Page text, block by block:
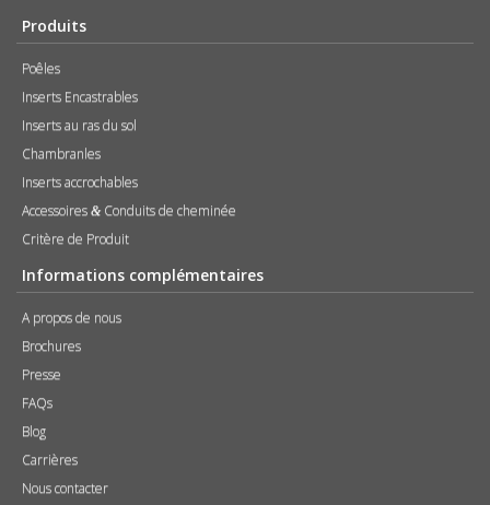
Produits
Poêles
Inserts Encastrables
Inserts au ras du sol
Chambranles
Inserts accrochables
Accessoires & Conduits de cheminée
Critère de Produit
Informations complémentaires
A propos de nous
Brochures
Presse
FAQs
Blog
Carrières
Nous contacter